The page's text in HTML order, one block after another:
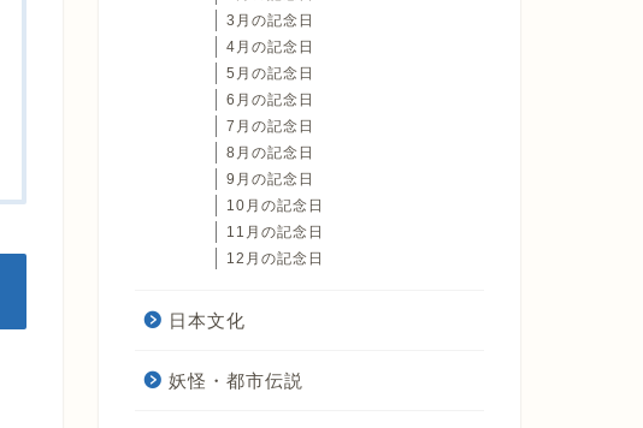
3月の記念日
4月の記念日
5月の記念日
6月の記念日
7月の記念日
8月の記念日
9月の記念日
10月の記念日
11月の記念日
12月の記念日
日本文化
妖怪・都市伝説